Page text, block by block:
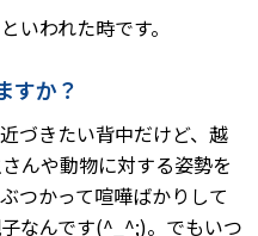
いわれた時です。
すか？
づきたい背中だけど、越
んや動物に対する姿勢を
つかって喧嘩ばかりして
なんです(^_^;)。でもいつ